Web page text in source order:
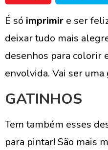
É só imprimir e ser
deixar tudo mais
desenhos para colorir
envolvida. Vai ser uma
GATINHOS
Tem também esses
para pintar! São mais